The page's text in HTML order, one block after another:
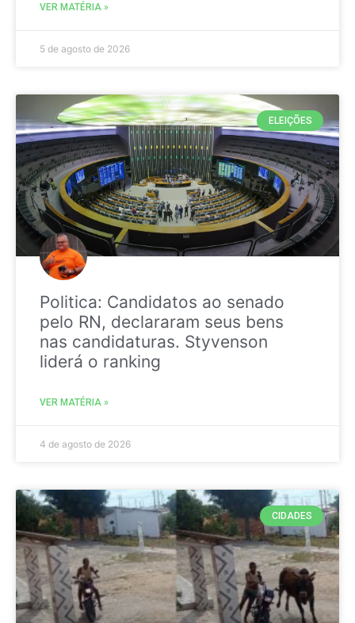
VER MATÉRIA »
5 de agosto de 2026
ELEIÇÕES
Politica: Candidatos ao senado
pelo RN, declararam seus bens
nas candidaturas. Styvenson
liderá o ranking
VER MATÉRIA »
4 de agosto de 2026
CIDADES